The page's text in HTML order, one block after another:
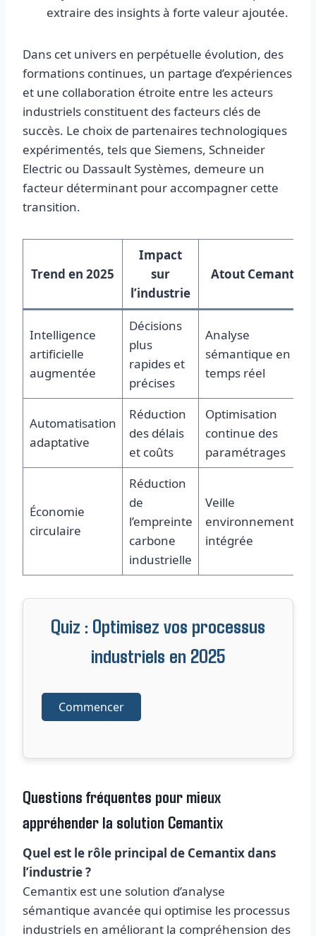
extraire des insights à forte valeur ajoutée.
Dans cet univers en perpétuelle évolution, des
formations continues, un partage d’expériences
et une collaboration étroite entre les acteurs
industriels constituent des facteurs clés de
succès. Le choix de partenaires technologiques
expérimentés, tels que Siemens, Schneider
Electric ou Dassault Systèmes, demeure un
facteur déterminant pour accompagner cette
transition.
Trend en 2025
Impact
sur
l’industrie
Atout Cemantix
Intelligence
artificielle
augmentée
Décisions
plus
rapides et
précises
Analyse
sémantique en
temps réel
Automatisation
adaptative
Réduction
des délais
et coûts
Optimisation
continue des
paramétrages
Économie
circulaire
Réduction
de
l’empreinte
carbone
industrielle
Veille
environnementale
intégrée
Quiz : Optimisez vos processus
industriels en 2025
Commencer
Questions fréquentes pour mieux
appréhender la solution Cemantix
Quel est le rôle principal de Cemantix dans
l’industrie ?
Cemantix est une solution d’analyse
sémantique avancée qui optimise les processus
industriels en améliorant la compréhension des